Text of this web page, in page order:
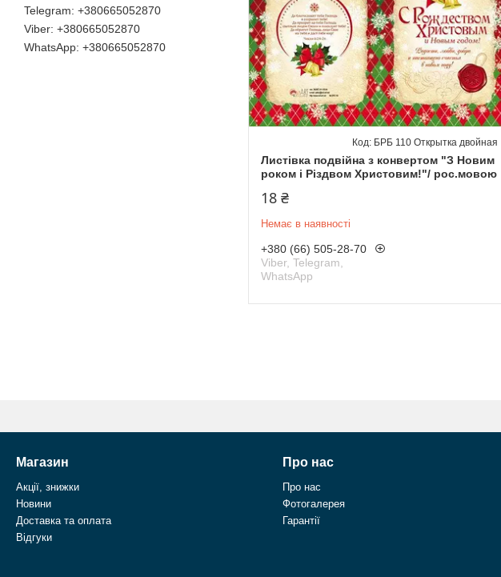
+380665052870
+380665052870
+380665052870
Листівка подвійна з конвертом "З Новим
роком і Різдвом Христовим!"/ рос.мовою
БРБ 110 Открытка двойная
18 ₴
Немає в наявності
+380 (66) 505-28-70
Viber, Telegram,
WhatsApp
Магазин
Акції, знижки
Новини
Доставка та оплата
Відгуки
Про нас
Про нас
Фотогалерея
Гарантії